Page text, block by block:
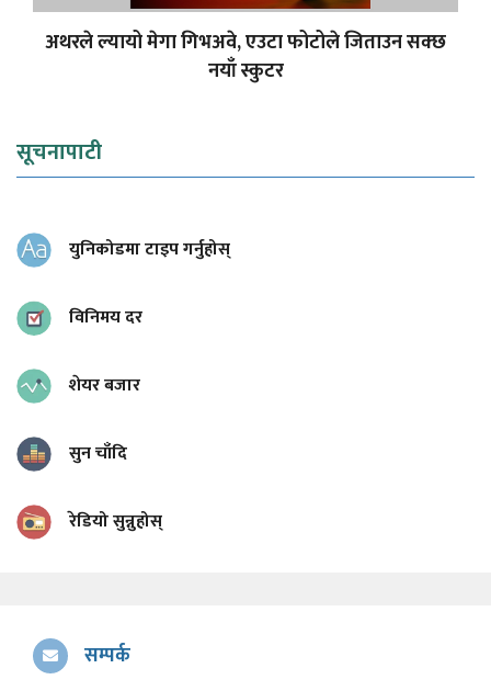
अथरले ल्यायो मेगा गिभअवे, एउटा फोटोले जिताउन सक्छ
नयाँ स्कुटर
सूचनापाटी
युनिकोडमा टाइप गर्नुहोस्
विनिमय दर
शेयर बजार
सुन चाँदि
रेडियो सुन्नुहोस्
सम्पर्क